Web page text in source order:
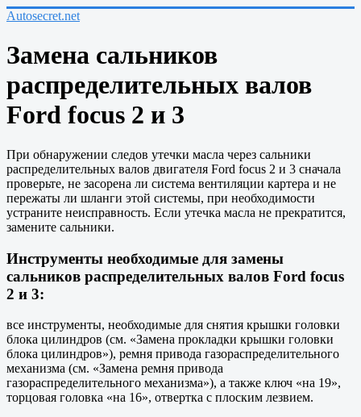
Autosecret.net
Замена сальников
распределительных валов
Ford focus 2 и 3
При обнаружении следов утечки масла через сальники
распределительных валов двигателя Ford focus 2 и 3 сначала
проверьте, не засорена ли система вентиляции картера и не
пережаты ли шланги этой системы, при необходимости
устраните неисправность. Если утечка масла не прекратится,
замените сальники.
Инструменты необходимые для замены
сальников распределительных валов Ford focus
2 и 3:
все инструменты, необходимые для снятия крышки головки
блока цилиндров (см. «Замена прокладки крышки головки
блока цилиндров»), ремня привода газораспределительного
механизма (см. «Замена ремня привода
газораспределительного механизма»), а также ключ «на 19»,
торцовая головка «на 16», отвертка с плоским лезвием.